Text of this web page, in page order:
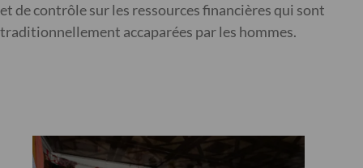
et de contrôle sur les ressources financières qui sont
traditionnellement accaparées par les hommes.